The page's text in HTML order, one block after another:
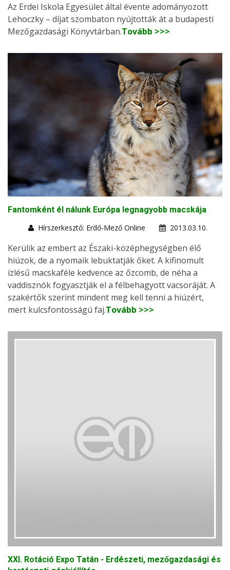
Az Erdei Iskola Egyesület által évente adományozott
Lehoczky – díjat szombaton nyújtották át a budapesti
Mezőgazdasági Könyvtárban.Tovább >>>
Fantomként él nálunk Európa legnagyobb macskája
Hírszerkesztő: Erdő-Mező Online
2013.03.10.
Kerülik az embert az Északi-középhegységben élő
hiúzok, de a nyomaik lebuktatják őket. A kifinomult
ízlésű macskaféle kedvence az őzcomb, de néha a
vaddisznók fogyasztják el a félbehagyott vacsoráját. A
szakértők szerint mindent meg kell tenni a hiúzért,
mert kulcsfontosságú faj.Tovább >>>
XXI. Rotáció Expo Tatán - Erdészeti, mezőgazdasági és